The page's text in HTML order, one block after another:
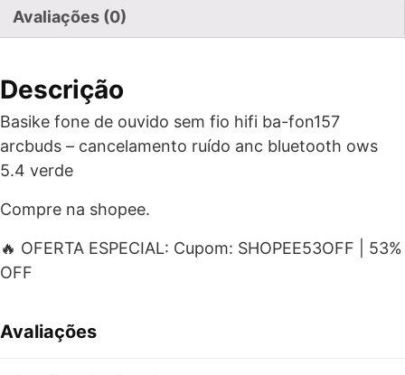
Avaliações (0)
Descrição
Basike fone de ouvido sem fio hifi ba-fon157
arcbuds – cancelamento ruído anc bluetooth ows
5.4 verde
Compre na shopee.
🔥 OFERTA ESPECIAL: Cupom: SHOPEE53OFF | 53%
OFF
Avaliações